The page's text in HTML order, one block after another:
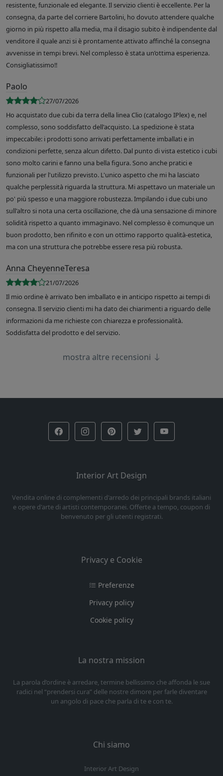
resistente, funzionale ed elegante. Il servizio clienti è eccellente. Per la
consegna, da parte del corriere Bartolini, ho dovuto attendere qualche
giorno in più rispetto alla media, ma il disagio subito è indipendente dal
venditore il quale anzi si è prontamente attivato affinché la consegna
avvenisse in tempi brevi. Nel complesso è stata un’ottima esperienza.
Consigliatissimo!!
Paolo
27/07/2026
Ho acquistato due cubi da terra della linea Clio (catalogo IPlex) e, nel
complesso, sono soddisfatto dell'acquisto. La spedizione è stata
impeccabile: i prodotti sono arrivati perfettamente imballati e in
condizioni perfette, senza alcun difetto. Dal punto di vista estetico i cubi
sono molto carini e fanno una bella figura. Sono anche pratici e
funzionali per l'utilizzo previsto. L'unico aspetto che mi ha lasciato
qualche perplessità riguarda la struttura. Mi aspettavo un materiale un
po' più spesso e una maggiore robustezza. Impilando i due cubi uno
sull'altro si nota una certa oscillazione, che dà una sensazione di minore
solidità rispetto a quanto immaginavo. Nel complesso è comunque un
buon prodotto, ben rifinito e con un ottimo rapporto qualità-estetica,
ma con una struttura che potrebbe essere resa più robusta.
Anna CheyenneTeresa
21/07/2026
Il mio ordine è arrivato ben imballato e in anticipo rispetto ai tempi di
consegna. Il servizio clienti mi ha dato dei chiarimenti a riguardo delle
informazioni da me richieste con chiarezza e professionalità.
Soddisfatta del prodotto e del servizio.
mostra altre recensioni
Interior Art Design
Vendita online di complementi d'arredo dei principali brands italiani
e opere d'arte di artisti contemporanei. Offerte a tempo, coupon di
benvenuto per gli utenti registrati.
Privacy e Cookie
Preferenze
Privacy policy
Cookie policy
La nostra mission
La parola d’ordine è arredare, termine bellissimo che affonda le sue
radici nel “prendersi cura” delle nostre dimore per farle diventare
un angolo di pace che parla di te e con te.
Chi siamo
Interior Art Design